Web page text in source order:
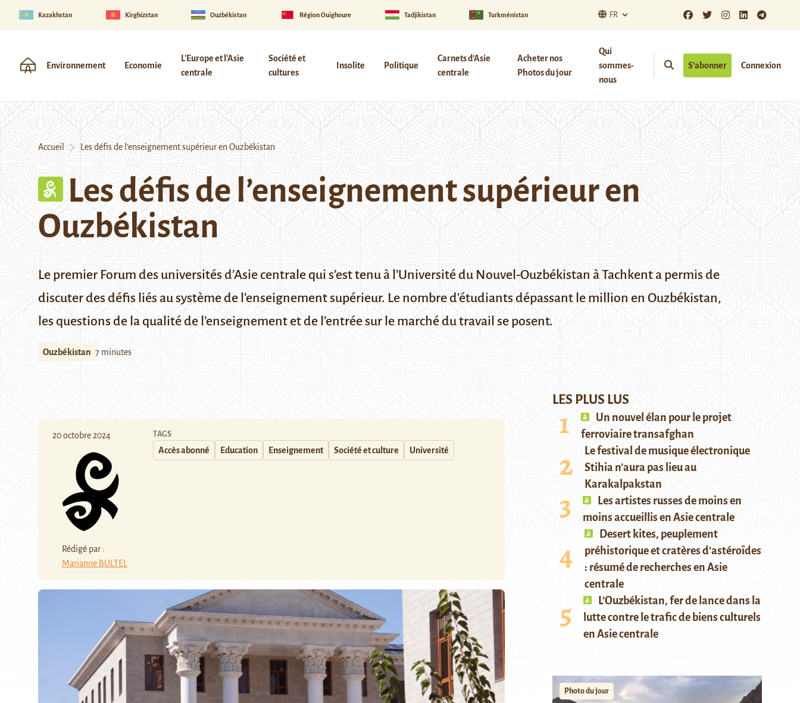
Kazakhstan Kirghizstan Ouzbékistan Région Ouïghoure Tadjikistan Turkménistan FR
Environnement Economie
L'Europe et l'Asie
centrale
Société et
cultures
Insolite Politique
Carnets d’Asie
centrale
Acheter nos
Photos du jour
Qui
sommes-
nous
S’abonner Connexion
Accueil Les défis de l’enseignement supérieur en Ouzbékistan
Les défis de l’enseignement supérieur en
Ouzbékistan
Le premier Forum des universités d’Asie centrale qui s’est tenu à l’Université du Nouvel-Ouzbékistan à Tachkent a permis de
discuter des défis liés au système de l’enseignement supérieur. Le nombre d'étudiants dépassant le million en Ouzbékistan,
les questions de la qualité de l’enseignement et de l’entrée sur le marché du travail se posent.
Ouzbékistan 7 minutes
20 octobre 2024
Rédigé par :
Marianne BULTEL
TAGS
Accès abonné Education Enseignement Société et culture Université
LES PLUS LUS
Un nouvel élan pour le projet
ferroviaire transafghan
Le festival de musique électronique
Stihia n’aura pas lieu au
Karakalpakstan
Les artistes russes de moins en
moins accueillis en Asie centrale
Desert kites, peuplement
préhistorique et cratères d’astéroïdes
: résumé de recherches en Asie
centrale
L’Ouzbékistan, fer de lance dans la
lutte contre le trafic de biens culturels
en Asie centrale
Photo du jour